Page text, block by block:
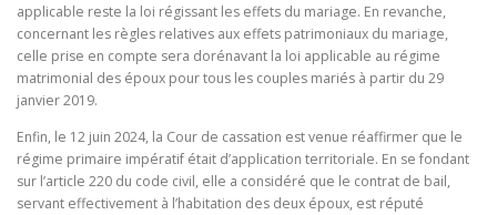
applicable reste la loi régissant les effets du mariage. En revanche,
concernant les règles relatives aux effets patrimoniaux du mariage,
celle prise en compte sera dorénavant la loi applicable au régime
matrimonial des époux pour tous les couples mariés à partir du 29
janvier 2019.
Enfin, le 12 juin 2024, la Cour de cassation est venue réaffirmer que le
régime primaire impératif était d’application territoriale. En se fondant
sur l’article 220 du code civil, elle a considéré que le contrat de bail,
servant effectivement à l’habitation des deux époux, est réputé